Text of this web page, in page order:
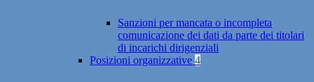
Sanzioni per mancata o incompleta
comunicazione dei dati da parte dei titolari
di incarichi dirigenziali
Posizioni organizzative 4